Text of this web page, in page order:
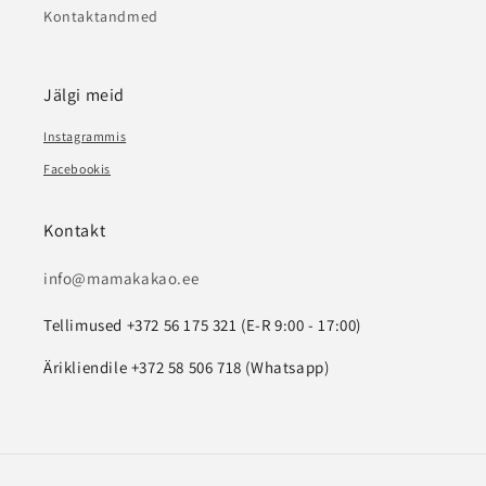
Kontaktandmed
Jälgi meid
Instagrammis
Facebookis
Kontakt
info@mamakakao.ee
Tellimused +372 56 175 321 (E-R 9:00 - 17:00)
Ärikliendile +372 58 506 718 (Whatsapp)